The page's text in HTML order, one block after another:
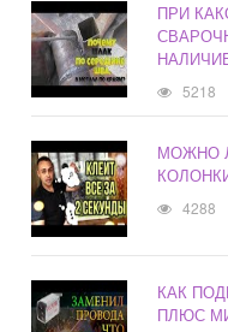
ПРИ
5218
МОЖНО
4288
КАК
ПЛЮС